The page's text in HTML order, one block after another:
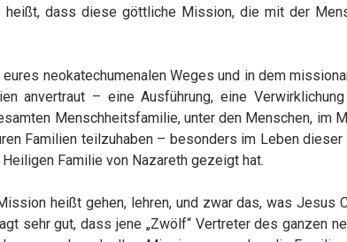
dass diese göttliche Mission, die mit der
neokatechumenalen Weges und in dem
anvertraut – eine Ausführung, eine
Menschheitsfamilie, unter den Menschen, im
Familien teilzuhaben – besonders im Leben
Familie von Nazareth gezeigt hat.
heißt gehen, lehren, und zwar das, was
sehr gut, dass jene „Zwölf“ Vertreter des